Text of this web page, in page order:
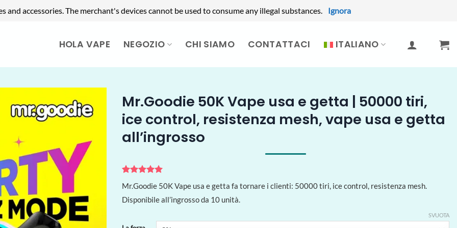
and accessories. The merchant's devices cannot be used to consume any illegal substances.
Ignora
HOLA VAPE NEGOZIO CHI SIAMO CONTATTACI ITALIANO
Mr.Goodie 50K Vape usa e getta | 50000 tiri,
ice control, resistenza mesh, vape usa e getta
all’ingrosso
su 5 su
base di
recensioni
Mr.Goodie 50K Vape usa e getta fa tornare i clienti: 50000 tiri, ice control, resistenza mesh.
Disponibile all’ingrosso da 10 unità.
SVUOTA